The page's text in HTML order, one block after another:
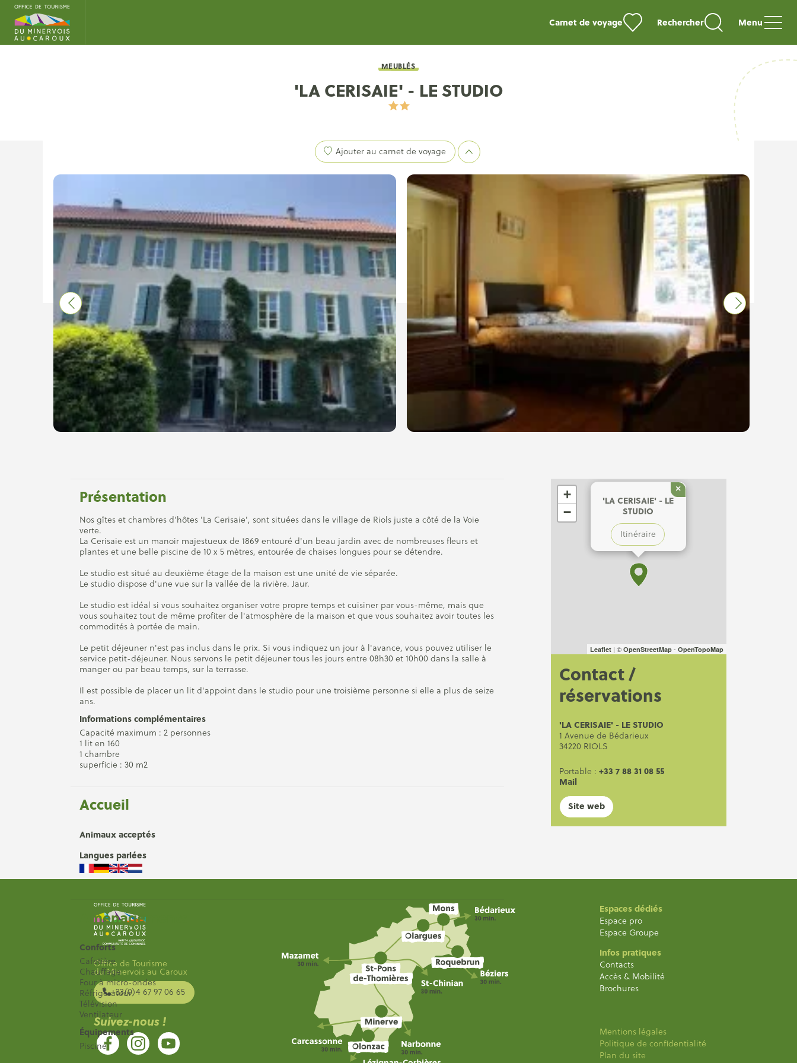
Carnet de voyage Rechercher Menu
MEUBLÉS
'LA CERISAIE' - LE STUDIO
Ajouter au carnet de voyage
Présentation
Nos gîtes et chambres d'hôtes 'La Cerisaie', sont situées dans le village de Riols juste a côté de la Voie
verte.
La Cerisaie est un manoir majestueux de 1869 entouré d'un beau jardin avec de nombreuses fleurs et
plantes et une belle piscine de 10 x 5 mètres, entourée de chaises longues pour se détendre.
Le studio est situé au deuxième étage de la maison est une unité de vie séparée.
Le studio dispose d'une vue sur la vallée de la rivière. Jaur.
Le studio est idéal si vous souhaitez organiser votre propre temps et cuisiner par vous-même, mais que
vous souhaitez tout de même profiter de l'atmosphère de la maison et que vous souhaitez avoir toutes les
commodités à portée de main.
Le petit déjeuner n'est pas inclus dans le prix. Si vous indiquez un jour à l'avance, vous pouvez utiliser le
service petit-déjeuner. Nous servons le petit déjeuner tous les jours entre 08h30 et 10h00 dans la salle à
manger ou par beau temps, sur la terrasse.
Il est possible de placer un lit d'appoint dans le studio pour une troisième personne si elle a plus de seize
ans.
Informations complémentaires
Capacité maximum : 2 personnes
1 lit en 160
1 chambre
superficie : 30 m2
Accueil
Animaux acceptés
Langues parlées
Aménagements
Conforts
Cafetière
Chauffage
Four à micro-ondes
Réfrigérateur
Télévision
Ventilateur
Équipements
Piscine
'LA CERISAIE' - LE
STUDIO
Itinéraire
×
+
−
Leaflet| © OpenStreetMap- OpenTopoMap
Contact /
réservations
'LA CERISAIE' - LE STUDIO
1 Avenue de Bédarieux
34220 RIOLS
Portable : +33 7 88 31 08 55
Mail
Site web
Office de Tourisme
du Minervois au Caroux
+33(0)4 67 97 06 65
Suivez-nous !
Espaces dédiés
Espace pro
Espace Groupe
Infos pratiques
Contacts
Accès & Mobilité
Brochures
Mentions légales
Politique de confidentialité
Plan du site